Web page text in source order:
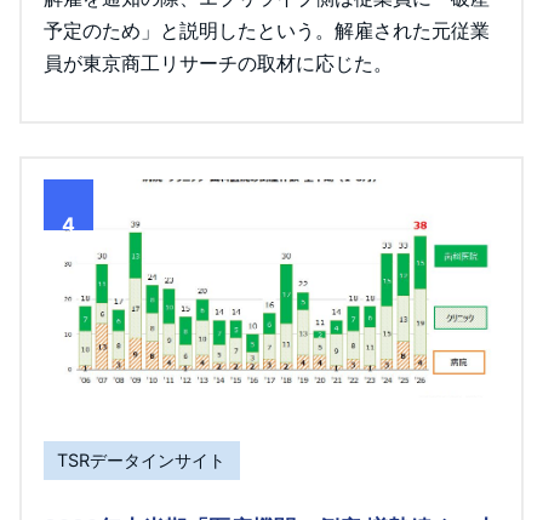
予定のため」と説明したという。解雇された元従業
員が東京商工リサーチの取材に応じた。
4
TSRデータインサイト